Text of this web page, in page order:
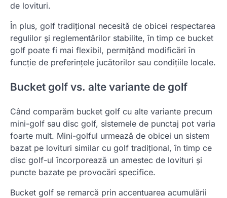
de lovituri.
În plus, golf tradițional necesită de obicei respectarea
regulilor și reglementărilor stabilite, în timp ce bucket
golf poate fi mai flexibil, permițând modificări în
funcție de preferințele jucătorilor sau condițiile locale.
Bucket golf vs. alte variante de golf
Când comparăm bucket golf cu alte variante precum
mini-golf sau disc golf, sistemele de punctaj pot varia
foarte mult. Mini-golful urmează de obicei un sistem
bazat pe lovituri similar cu golf tradițional, în timp ce
disc golf-ul încorporează un amestec de lovituri și
puncte bazate pe provocări specifice.
Bucket golf se remarcă prin accentuarea acumulării